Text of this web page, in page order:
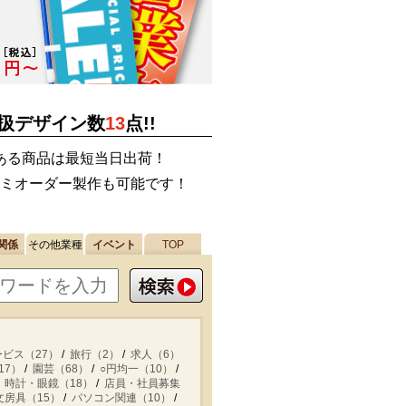
デザイン数13点!!
商品は最短当日出荷！
オーダー製作も可能です！
係 その他業種 イベント TOP
ス（27） 旅行（2）
求人（6）
）
園芸（68）
○円均一（10）
時計・眼鏡（18）
店員・社員募集
房具（15）
パソコン関連（10）